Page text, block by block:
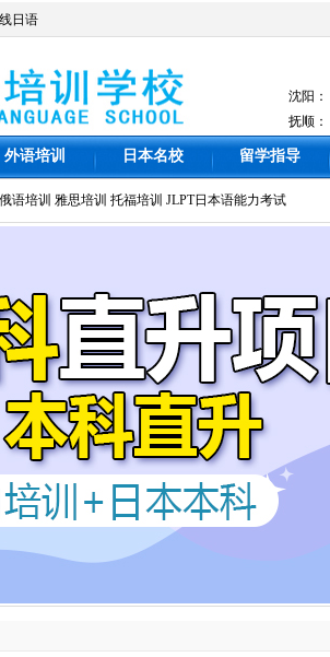
日语
沈阳：
抚顺：
外语培训 日本名校 留学指导
俄语培训 雅思培训 托福培训 JLPT日本语能力考试